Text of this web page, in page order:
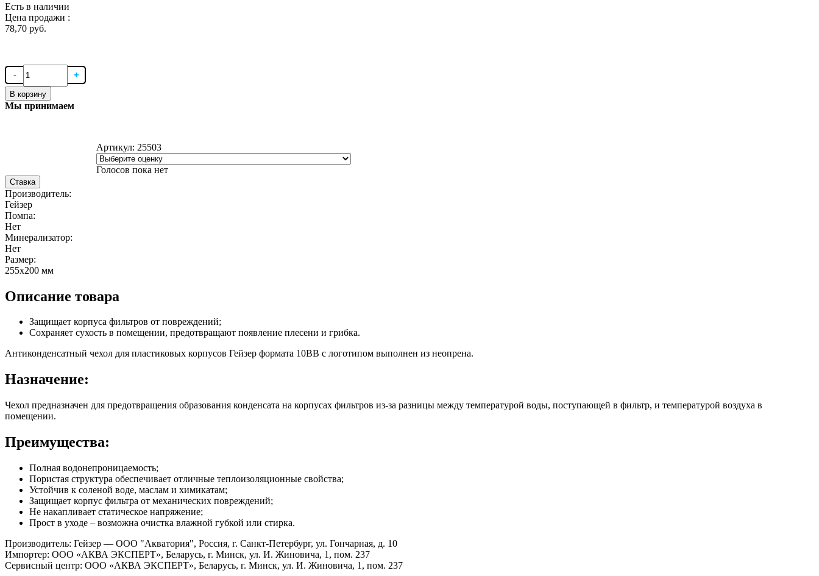
Есть в наличии
Цена продажи :
78,70 руб.
В корзину
Мы принимаем
Артикул: 25503
Голосов пока нет
Ставка
Производитель:
Гейзер
Помпа:
Нет
Минерализатор:
Нет
Размер:
255x200 мм
Описание товара
Защищает корпуса фильтров от повреждений;
Сохраняет сухость в помещении, предотвращают появление плесени и грибка.
Антиконденсатный чехол для пластиковых корпусов Гейзер формата 10BB с логотипом выполнен из неопрена.
Назначение:
Чехол предназначен для предотвращения образования конденсата на корпусах фильтров из-за разницы между температурой воды, поступающей в фильтр, и температурой воздуха в
помещении.
Преимущества:
Полная водонепроницаемость;
Пористая структура обеспечивает отличные теплоизоляционные свойства;
Устойчив к соленой воде, маслам и химикатам;
Защищает корпус фильтра от механических повреждений;
Не накапливает статическое напряжение;
Прост в уходе – возможна очистка влажной губкой или стирка.
Производитель: Гейзер — ООО "Акватория", Россия, г. Санкт-Петербург, ул. Гончарная, д. 10
Импортер: ООО «АКВА ЭКСПЕРТ», Беларусь, г. Минск, ул. И. Жиновича, 1, пом. 237
Сервисный центр: ООО «АКВА ЭКСПЕРТ», Беларусь, г. Минск, ул. И. Жиновича, 1, пом. 237